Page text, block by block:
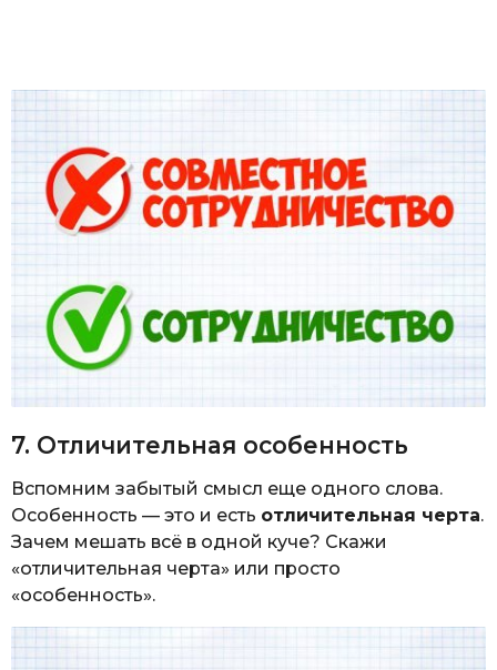
7. Отличительная особенность
Вспомним забытый смысл еще одного слова.
Особенность — это и есть отличительная черта.
Зачем мешать всё в одной куче? Скажи
«отличительная черта» или просто
«особенность».